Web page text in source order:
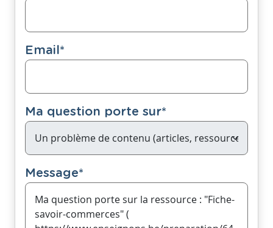
Email*
Ma question porte sur*
Message*